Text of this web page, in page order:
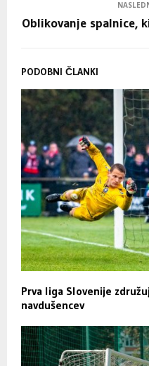
Oblikovanje spalnice,
PODOBNI ČLANKI
Prva liga Slovenije
navdušencev